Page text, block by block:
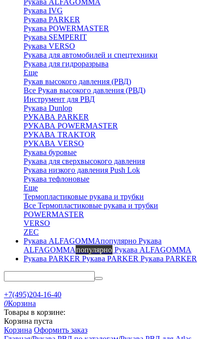
Рукава ALFAGOMMA
Рукава IVG
Рукава PARKER
Рукава POWERMASTER
Рукава SEMPERIT
Рукава VERSO
Рукава для автомобилей и спецтехники
Рукава для гидроразрыва
Еще
Рукав высокого давления (РВД)
Все Рукав высокого давления (РВД)
Инструмент для РВД
Рукава Dunlop
РУКАВА PARKER
РУКАВА POWERMASTER
РУКАВА TRAKTOR
РУКАВА VERSO
Рукава буровые
Рукава для сверхвысокого давления
Рукава низкого давления Push Lok
Рукава тефлоновые
Еще
Термопластиковые рукава и трубки
Все Термопластиковые рукава и трубки
POWERMASTER
VERSO
ZEC
Рукава
ALFAGOMMAпопулярно Рукава ALFAGOMMA
Рукава PARKER Рукава PARKER
+7(495)204-16-40
0Корзина
Товары в корзине:
Корзина пуста
Корзина Оформить заказ